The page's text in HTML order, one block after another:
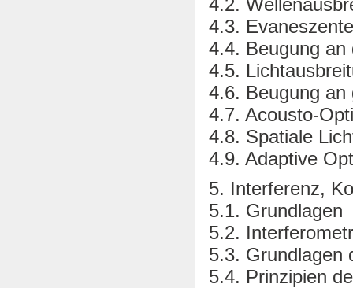
4.2.
4.3.
4.4. Beugung an
4.5.
4.6. Beugung an
4.7. Acousto-
4.8. Spatiale
4.9. Adaptive
5. Interferenz,
5.1. Grundlagen
5.2.
5.3. Grundlagen
5.4. Prinzipien